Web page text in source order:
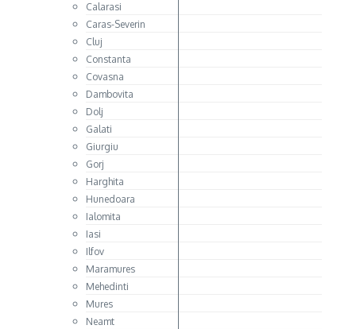
Calarasi
Caras-Severin
Cluj
Constanta
Covasna
Dambovita
Dolj
Galati
Giurgiu
Gorj
Harghita
Hunedoara
Ialomita
Iasi
Ilfov
Maramures
Mehedinti
Mures
Neamt